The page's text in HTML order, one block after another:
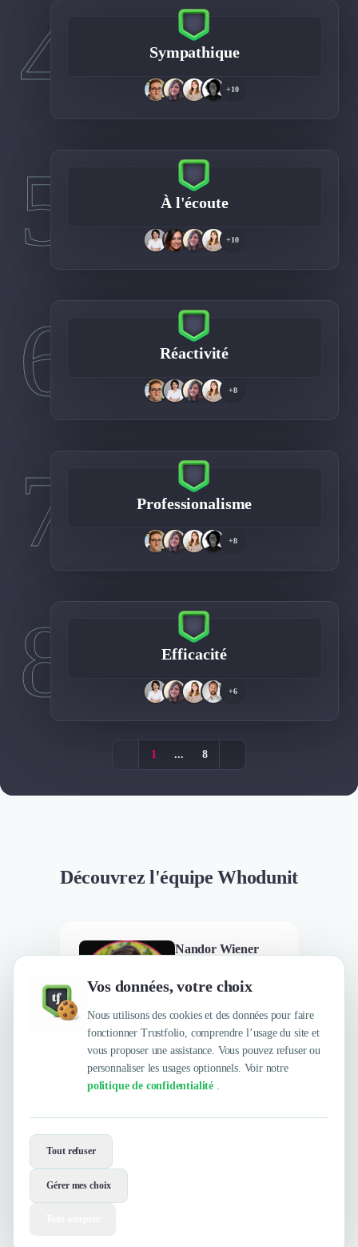
Vos données, votre choix
Nous utilisons des cookies et des données pour faire
fonctionner Trustfolio, comprendre l’usage du site et
vous proposer une assistance. Vous pouvez refuser ou
personnaliser les usages optionnels. Voir notre
politique de confidentialité .
Tout refuser
Gérer mes choix
4 Sympathique
+10
5 À l'écoute
+10
6 Réactivité
+8
7 Professionalisme
+8
8 Efficacité
+6
1 ... 8
Découvrez l'équipe Whodunit
Nandor Wiener